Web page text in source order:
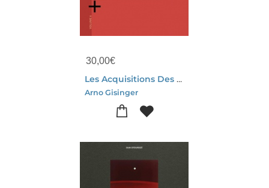
30,00€
Les Acquisitions Des Collections Publique
Arno Gisinger